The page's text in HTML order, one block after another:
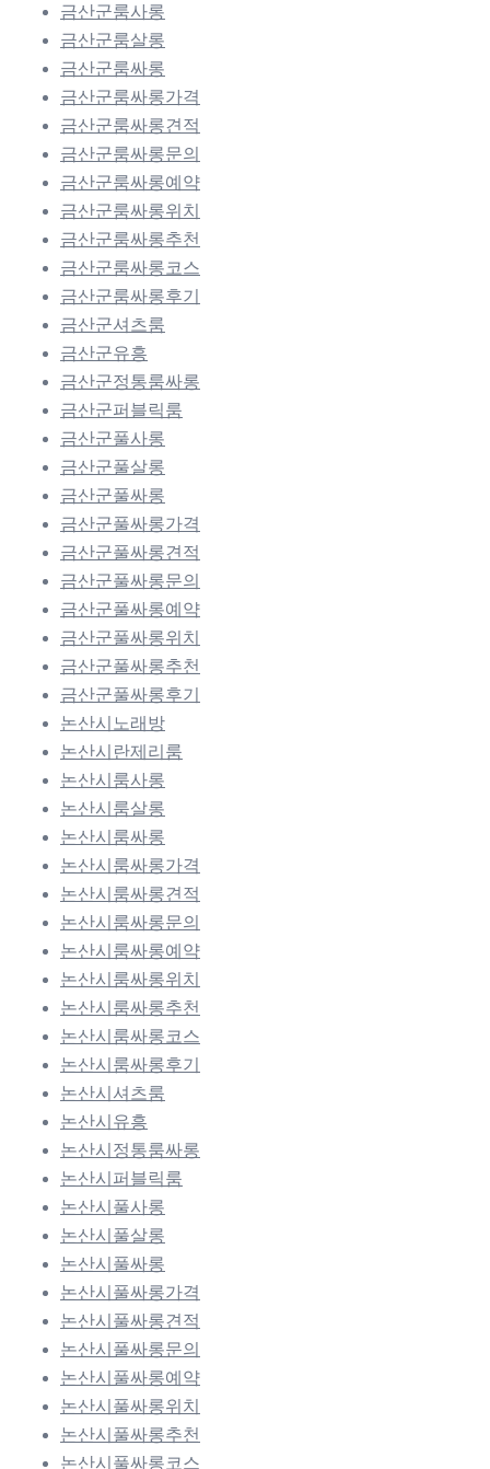
금산군룸사롱
금산군룸살롱
금산군룸싸롱
금산군룸싸롱가격
금산군룸싸롱견적
금산군룸싸롱문의
금산군룸싸롱예약
금산군룸싸롱위치
금산군룸싸롱추천
금산군룸싸롱코스
금산군룸싸롱후기
금산군셔츠룸
금산군유흥
금산군정통룸싸롱
금산군퍼블릭룸
금산군풀사롱
금산군풀살롱
금산군풀싸롱
금산군풀싸롱가격
금산군풀싸롱견적
금산군풀싸롱문의
금산군풀싸롱예약
금산군풀싸롱위치
금산군풀싸롱추천
금산군풀싸롱후기
논산시노래방
논산시란제리룸
논산시룸사롱
논산시룸살롱
논산시룸싸롱
논산시룸싸롱가격
논산시룸싸롱견적
논산시룸싸롱문의
논산시룸싸롱예약
논산시룸싸롱위치
논산시룸싸롱추천
논산시룸싸롱코스
논산시룸싸롱후기
논산시셔츠룸
논산시유흥
논산시정통룸싸롱
논산시퍼블릭룸
논산시풀사롱
논산시풀살롱
논산시풀싸롱
논산시풀싸롱가격
논산시풀싸롱견적
논산시풀싸롱문의
논산시풀싸롱예약
논산시풀싸롱위치
논산시풀싸롱추천
논산시풀싸롱코스